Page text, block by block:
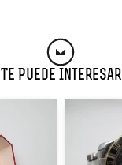
Te Puede Interesar